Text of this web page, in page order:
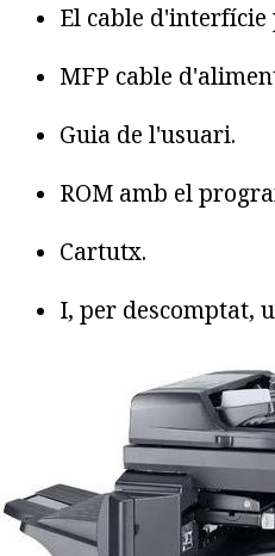
El cable d'interfície
MFP cable
Guia de l'usuari.
ROM amb el
Cartutx.
I, per descomptat,